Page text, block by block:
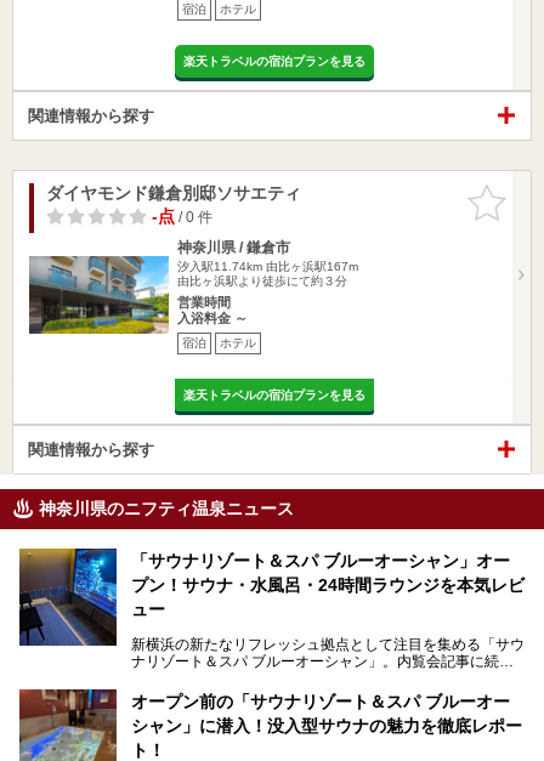
宿泊 ホテル
楽天トラベルの宿泊プランを見る
関連情報から探す
お気に入
りに追加
ダイヤモンド鎌倉別邸ソサエティ
-点/ 0 件
神奈川県 / 鎌倉市
汐入駅11.74km 由比ヶ浜駅167m
由比ヶ浜駅より徒歩にて約３分
営業時間
入浴料金 ～
宿泊 ホテル
楽天トラベルの宿泊プランを見る
関連情報から探す
神奈川県のニフティ温泉ニュース
「サウナリゾート＆スパ ブルーオーシャン」オー
プン！サウナ・水風呂・24時間ラウンジを本気レビ
ュー
新横浜の新たなリフレッシュ拠点として注目を集める「サウ
ナリゾート＆スパ ブルーオーシャン」。内覧会記事に続
す。サウナや水風呂の気持ちよさはもちろん、リラックスス
ペースの過ごしやすさまで徹底チェック。新横浜エリアで日
常の疲れをリセットしたい人、ライブやスポーツ観戦遠征組
は必見です。
オープン前の「サウナリゾート＆スパ ブルーオー
シャン」に潜入！没入型サウナの魅力を徹底レポー
ト！